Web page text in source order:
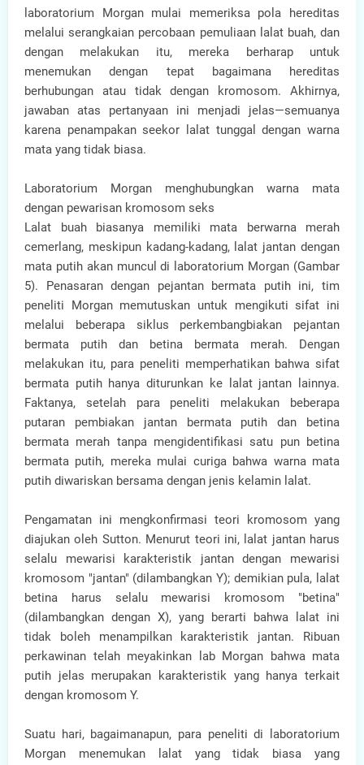
laboratorium Morgan mulai memeriksa pola hereditas
melalui serangkaian percobaan pemuliaan lalat buah, dan
dengan melakukan itu, mereka berharap untuk
menemukan dengan tepat bagaimana hereditas
berhubungan atau tidak dengan kromosom. Akhirnya,
jawaban atas pertanyaan ini menjadi jelas—semuanya
karena penampakan seekor lalat tunggal dengan warna
mata yang tidak biasa.
Laboratorium Morgan menghubungkan warna mata
dengan pewarisan kromosom seks
Lalat buah biasanya memiliki mata berwarna merah
cemerlang, meskipun kadang-kadang, lalat jantan dengan
mata putih akan muncul di laboratorium Morgan (Gambar
5). Penasaran dengan pejantan bermata putih ini, tim
peneliti Morgan memutuskan untuk mengikuti sifat ini
melalui beberapa siklus perkembangbiakan pejantan
bermata putih dan betina bermata merah. Dengan
melakukan itu, para peneliti memperhatikan bahwa sifat
bermata putih hanya diturunkan ke lalat jantan lainnya.
Faktanya, setelah para peneliti melakukan beberapa
putaran pembiakan jantan bermata putih dan betina
bermata merah tanpa mengidentifikasi satu pun betina
bermata putih, mereka mulai curiga bahwa warna mata
putih diwariskan bersama dengan jenis kelamin lalat.
Pengamatan ini mengkonfirmasi teori kromosom yang
diajukan oleh Sutton. Menurut teori ini, lalat jantan harus
selalu mewarisi karakteristik jantan dengan mewarisi
kromosom "jantan" (dilambangkan Y); demikian pula, lalat
betina harus selalu mewarisi kromosom "betina"
(dilambangkan dengan X), yang berarti bahwa lalat ini
tidak boleh menampilkan karakteristik jantan. Ribuan
perkawinan telah meyakinkan lab Morgan bahwa mata
putih jelas merupakan karakteristik yang hanya terkait
dengan kromosom Y.
Suatu hari, bagaimanapun, para peneliti di laboratorium
Morgan menemukan lalat yang tidak biasa yang